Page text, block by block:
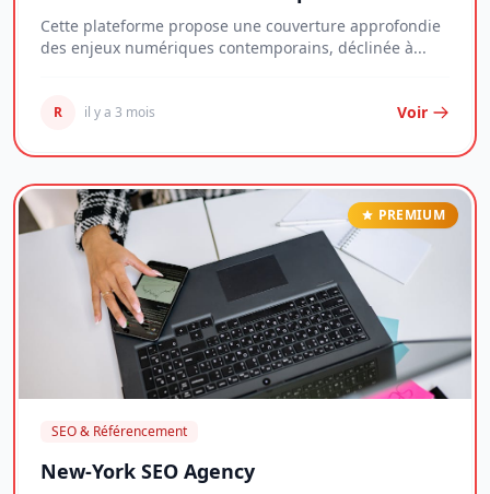
Cette plateforme propose une couverture approfondie
des enjeux numériques contemporains, déclinée à...
R il y a 3 mois Voir
PREMIUM
SEO & Référencement
New-York SEO Agency